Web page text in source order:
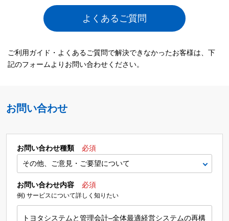
よくあるご質問
ご利用ガイド・よくあるご質問で解決できなかったお客様は、下
記のフォームよりお問い合わせください。
お問い合わせ
お問い合わせ種類 必須
お問い合わせ内容 必須
例) サービスについて詳しく知りたい